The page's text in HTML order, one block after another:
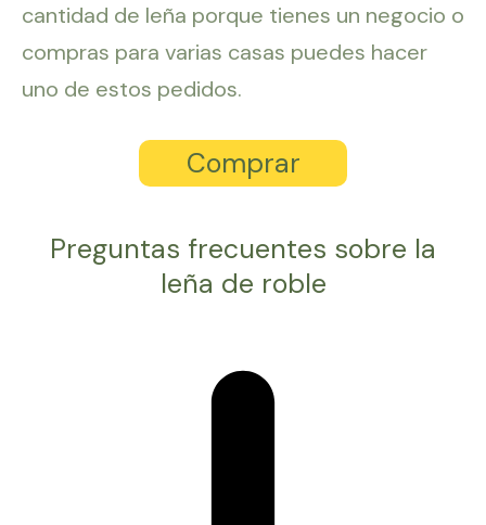
cantidad de leña porque tienes un negocio o
compras para varias casas puedes hacer
uno de estos pedidos.
Comprar
Preguntas frecuentes sobre la
leña de roble